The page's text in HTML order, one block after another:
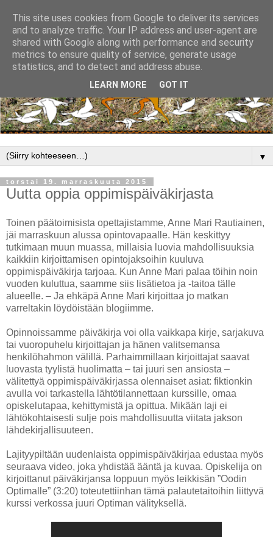
▼
torstai 19. marraskuuta 2015
Uutta oppia oppimispäiväkirjasta
Toinen päätoimisista opettajistamme, Anne Mari Rautiainen,
jäi marraskuun alussa opintovapaalle. Hän keskittyy
tutkimaan muun muassa, millaisia luovia mahdollisuuksia
kaikkiin kirjoittamisen opintojaksoihin kuuluva
oppimispäiväkirja tarjoaa. Kun Anne Mari palaa töihin noin
vuoden kuluttua, saamme siis lisätietoa ja -taitoa tälle
alueelle. – Ja ehkäpä Anne Mari kirjoittaa jo matkan
varreltakin löydöistään blogiimme.
Opinnoissamme päiväkirja voi olla vaikkapa kirje, sarjakuva
tai vuoropuhelu kirjoittajan ja hänen valitsemansa
henkilöhahmon välillä. Parhaimmillaan kirjoittajat saavat
luovasta tyylistä huolimatta – tai juuri sen ansiosta –
välitettyä oppimispäiväkirjassa olennaiset asiat: fiktionkin
avulla voi tarkastella lähtötilannettaan kurssille, omaa
opiskelutapaa, kehittymistä ja opittua. Mikään laji ei
lähtökohtaisesti sulje pois mahdollisuutta viitata jakson
lähdekirjallisuuteen.
Lajityypiltään uudenlaista oppimispäiväkirjaa edustaa myös
seuraava video, joka yhdistää ääntä ja kuvaa. Opiskelija on
kirjoittanut päiväkirjansa loppuun myös leikkisän ”Oodin
Optimalle” (3:20) toteutettiinhan tämä palautetaitoihin liittyvä
kurssi verkossa juuri Optiman välityksellä.
This site uses cookies from Google to deliver its services
and to analyze traffic. Your IP address and user-agent are
shared with Google along with performance and security
metrics to ensure quality of service, generate usage
statistics, and to detect and address abuse.
LEARN MORE GOT IT